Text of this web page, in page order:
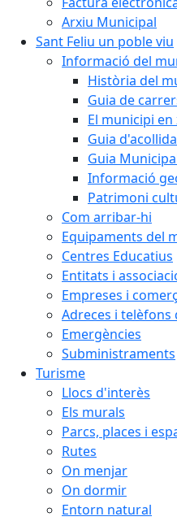
Arxiu Municipal
Sant Feliu un poble viu
Informació del
Història del
Guia de
El municipi en
Guia d'acollida
Guia
Informació
Patrimoni
Com arribar-hi
Equipaments del
Centres Educatius
Entitats i
Empreses i
Adreces i telèfons
Emergències
Subministraments
Turisme
Llocs d'interès
Els murals
Parcs, places i
Rutes
On menjar
On dormir
Entorn natural